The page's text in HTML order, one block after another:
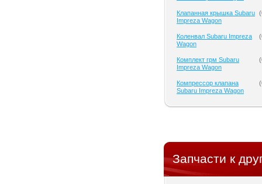
Клапанная крышка Subaru
Impreza Wagon
(
Коленвал Subaru Impreza
Wagon
(
Комплект грм Subaru
Impreza Wagon
(
Компрессор клапана
Subaru Impreza Wagon
(
Запчасти к